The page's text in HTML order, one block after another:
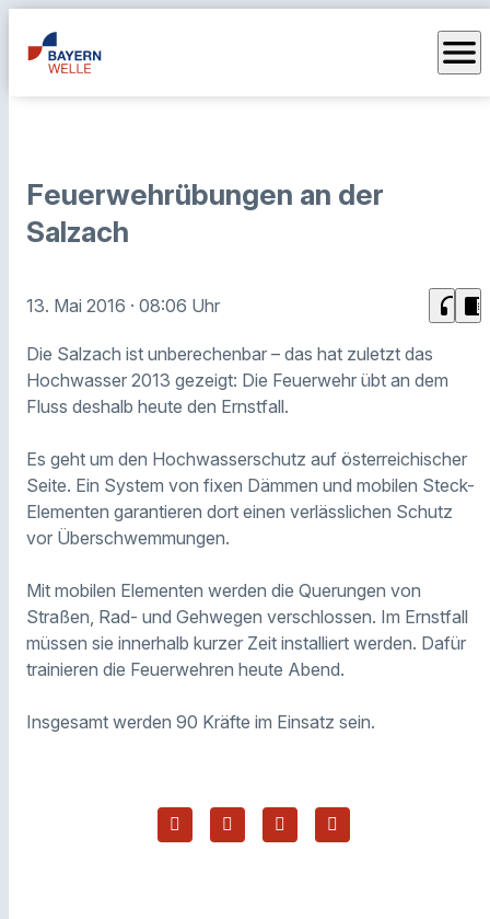
menu
Feuerwehrübungen an der
Salzach
13. Mai 2016 · 08:06 Uhr headphones chrome_reader_mode
Die Salzach ist unberechenbar – das hat zuletzt das
Hochwasser 2013 gezeigt: Die Feuerwehr übt an dem
Fluss deshalb heute den Ernstfall.
Es geht um den Hochwasserschutz auf österreichischer
Seite. Ein System von fixen Dämmen und mobilen Steck-
Elementen garantieren dort einen verlässlichen Schutz
vor Überschwemmungen.
Mit mobilen Elementen werden die Querungen von
Straßen, Rad- und Gehwegen verschlossen. Im Ernstfall
müssen sie innerhalb kurzer Zeit installiert werden. Dafür
trainieren die Feuerwehren heute Abend.
Insgesamt werden 90 Kräfte im Einsatz sein.